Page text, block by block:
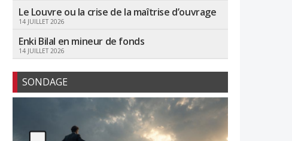
Le Louvre ou la crise de la maîtrise d’ouvrage
14 JUILLET 2026
Enki Bilal en mineur de fonds
14 JUILLET 2026
SONDAGE